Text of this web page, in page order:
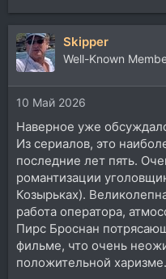
Skipper
Well-Known
10 Май 2026
Наверное уже
Из сериалов, это
последние лет пять.
романтизации
Козырьках).
работа оператора,
Пирс Броснан
фильме, что очень
положительной харизме.